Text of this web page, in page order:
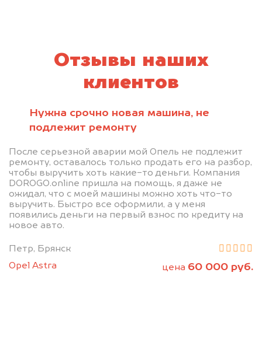
Отзывы наших
клиентов
Нужна срочно новая машина, не
подлежит ремонту
После серьезной аварии мой Опель не подлежит
ремонту, оставалось только продать его на разбор,
чтобы выручить хоть какие-то деньги. Компания
DOROGO.online пришла на помощь, я даже не
ожидал, что с моей машины можно хоть что-то
выручить. Быстро все оформили, а у меня
появились деньги на первый взнос по кредиту на
новое авто.
Петр, Брянск
Opel Astra
цена 60 000 руб.